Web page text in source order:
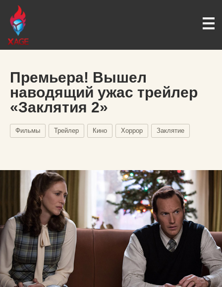
Премьера! Вышел
наводящий ужас трейлер
«Заклятия 2»
Фильмы Трейлер Кино Хоррор Заклятие